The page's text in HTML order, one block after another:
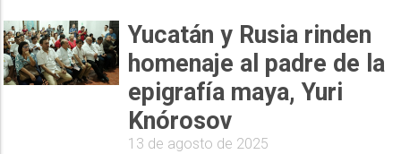
Yucatán y Rusia rinden
homenaje al padre de la
epigrafía maya, Yuri
Knórosov
13 de agosto de 2025